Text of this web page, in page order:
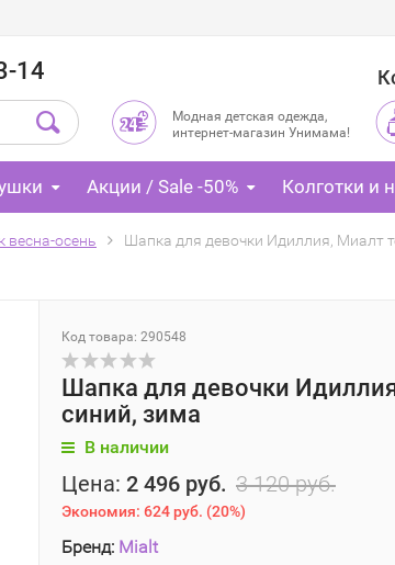
14
Модная детская одежда,
интернет-магазин Унимама!
Акции / Sale -50% Колготки и
весна-осень Шапка для девочки Идиллия, Миалт
Код товара: 290548
Шапка для девочки
синий, зима
В наличии
Цена: 2 496 руб. 3 120 руб.
Экономия: 624 руб. (20%)
Бренд: Mialt